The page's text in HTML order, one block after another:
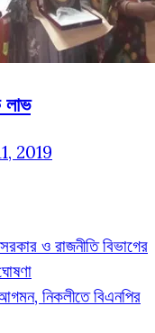
লাভ
2019
ও রাজনীতি বিভাগের
নিকলীতে বিএনপির